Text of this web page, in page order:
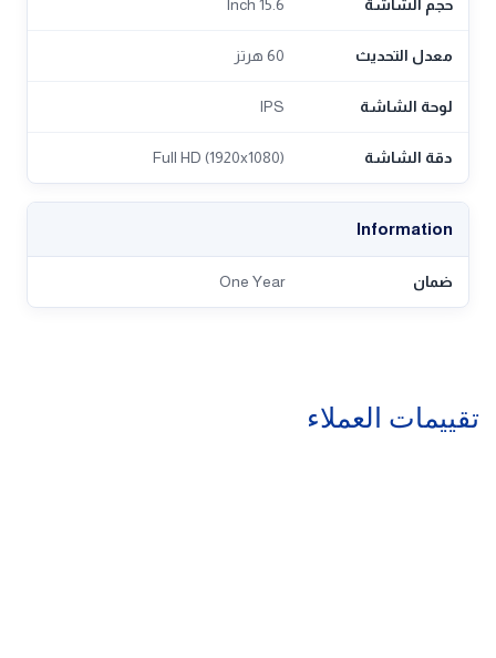
حجم الشاشة 15.6 Inch
معدل التحديث 60 هرتز
لوحة الشاشة IPS
دقة الشاشة Full HD (1920x1080)
Information
ضمان One Year
تقييمات العملاء